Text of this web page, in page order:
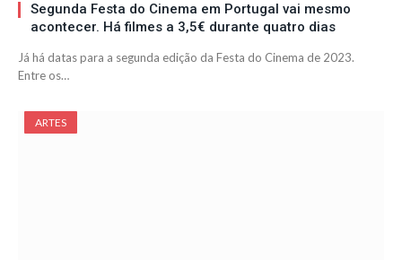
Segunda Festa do Cinema em Portugal vai mesmo
acontecer. Há filmes a 3,5€ durante quatro dias
Já há datas para a segunda edição da Festa do Cinema de 2023.
Entre os…
ARTES